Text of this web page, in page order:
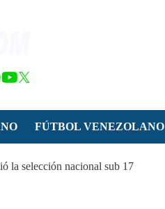
FÚTBOL VENEZOLANO
la selección nacional sub 17